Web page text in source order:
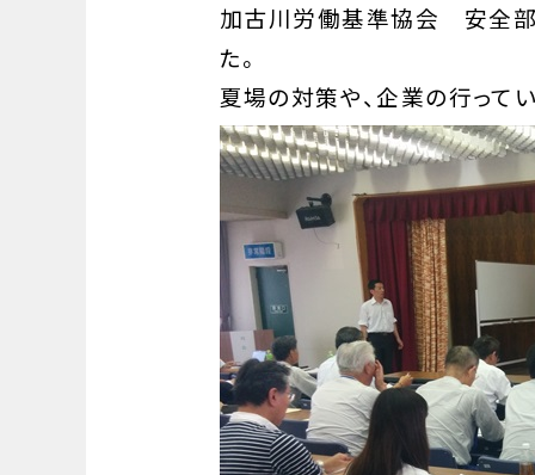
加古川労働基準協会 安全
た。
夏場の対策や、企業の行って